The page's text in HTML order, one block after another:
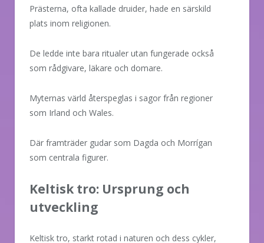
Prästerna, ofta kallade druider, hade en särskild
plats inom religionen.
De ledde inte bara ritualer utan fungerade också
som rådgivare, läkare och domare.
Myternas värld återspeglas i sagor från regioner
som Irland och Wales.
Där framträder gudar som Dagda och Morrígan
som centrala figurer.
Keltisk tro: Ursprung och
utveckling
Keltisk tro, starkt rotad i naturen och dess cykler,